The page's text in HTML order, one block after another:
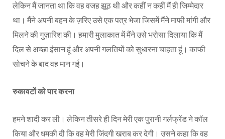
लेकिन मैं जानता था कि वह वजह झूठ थी और कहीं न कहीं मैं ही जिम्मेदार
था। मैंने अपनी बहन के ज़रिए उसे एक पत्र भेजा जिसमें मैंने माफी मांगी और
मिलने की गुज़ारिश की। हमारी मुलाकात में मैंने उसे भरोसा दिलाया कि मैं
दिल से अच्छा इंसान हूं और अपनी गलतियों को सुधारना चाहता हूं। काफी
सोचने के बाद वह मान गई।
रुकावटों को पार करना
हमने शादी कर ली। लेकिन तीसरे ही दिन मेरी एक पुरानी गर्लफ्रेंड ने कॉल
किया और धमकी दी कि वह मेरी जिंदगी खराब कर देगी। उसने कहा कि वह